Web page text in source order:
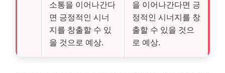
소통을 이어나간다
면 긍정적인 시너
지를 창출할 수 있
을 것으로 예상.
을 이어나간다면 긍
정적인 시너지를 창
출할 수 있을 것으
로 예상.